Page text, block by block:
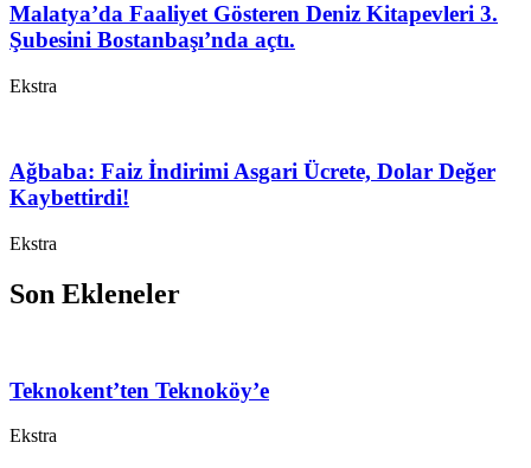
Malatya’da Faaliyet Gösteren Deniz Kitapevleri 3.
Şubesini Bostanbaşı’nda açtı.
Ekstra
Ağbaba: Faiz İndirimi Asgari Ücrete, Dolar Değer
Kaybettirdi!
Ekstra
Son Ekleneler
Teknokent’ten Teknoköy’e
Ekstra